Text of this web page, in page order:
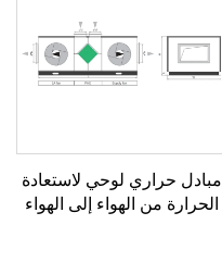
مبادل حراري لوحي لاستعادة
الحرارة من الهواء إلى الهواء